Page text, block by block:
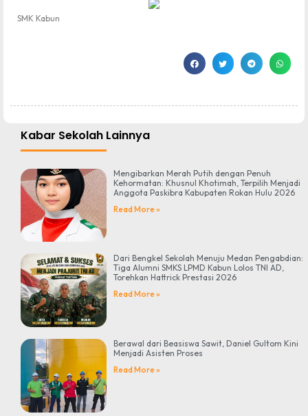
SMK Kabun
Kabar Sekolah Lainnya
Mengibarkan Merah Putih dengan Penuh
Kehormatan: Khusnul Khotimah, Terpilih Menjadi
Anggota Paskibra Kabupaten Rokan Hulu 2026
Read More »
Dari Bengkel Sekolah Menuju Medan Pengabdian:
Tiga Alumni SMKS LPMD Kabun Lolos TNI AD,
Torehkan Hattrick Prestasi 2026
Read More »
Berawal dari Beasiswa Sawit, Daniel Gultom Kini
Menjadi Asisten Proses
Read More »